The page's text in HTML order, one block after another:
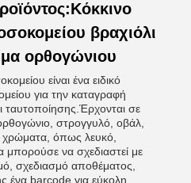
βραχιόλι
ορθογώνιου
είναι ένα ειδικό
για την καταγραφή
ταυτοποίησης.Έρχονται σε
στρογγυλό, οβάλ,
χρώματα, όπως λευκό,
μπορούσε να σχεδιαστεί με
σχεδιασμό αποθέματος,
ένα barcode για εύκολη